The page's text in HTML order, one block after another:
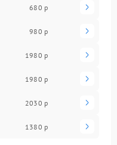
680 р
980 р
1980 р
1980 р
2030 р
1380 р